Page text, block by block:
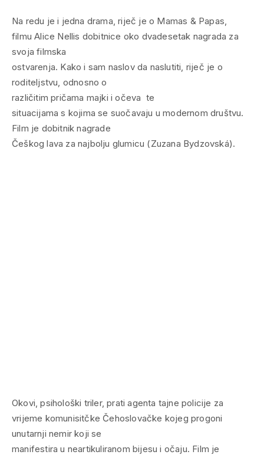
Na redu je i jedna drama, riječ je o Mamas & Papas,
filmu Alice Nellis dobitnice oko dvadesetak nagrada za
svoja filmska
ostvarenja. Kako i sam naslov da naslutiti, riječ je o
roditeljstvu, odnosno o
različitim pričama majki i očeva te
situacijama s kojima se suočavaju u modernom društvu.
Film je dobitnik nagrade
Češkog lava za najbolju glumicu (Zuzana Bydzovská).
Okovi, psihološki triler, prati agenta tajne policije za
vrijeme komunisitčke Čehoslovačke kojeg progoni
unutarnji nemir koji se
manifestira u neartikuliranom bijesu i očaju. Film je